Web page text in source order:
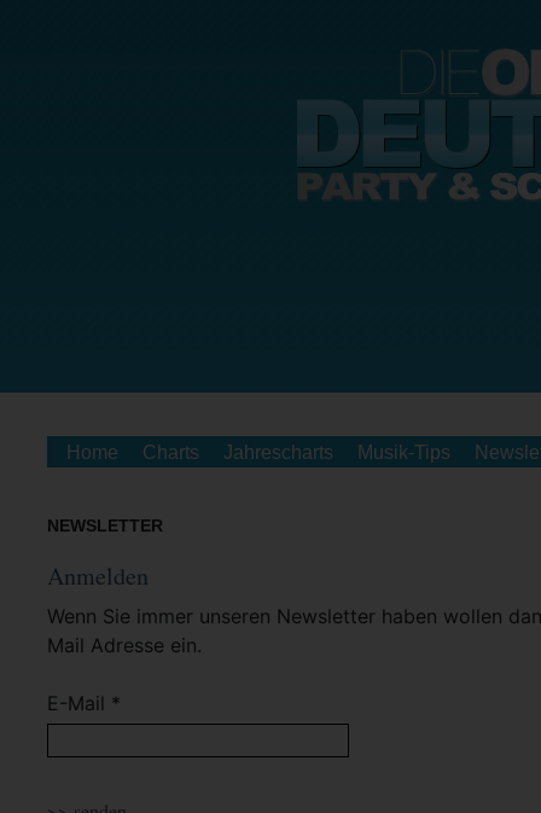
Home Charts Jahrescharts Musik-Tips
NEWSLETTER
Anmelden
Wenn Sie immer unseren Newsletter haben wollen
Mail Adresse ein.
E-Mail *